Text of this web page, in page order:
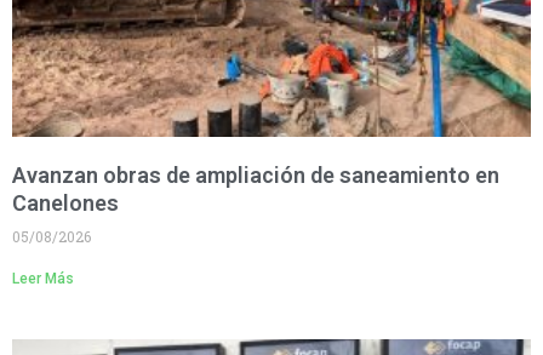
Avanzan obras de ampliación de saneamiento en
Canelones
05/08/2026
Leer Más